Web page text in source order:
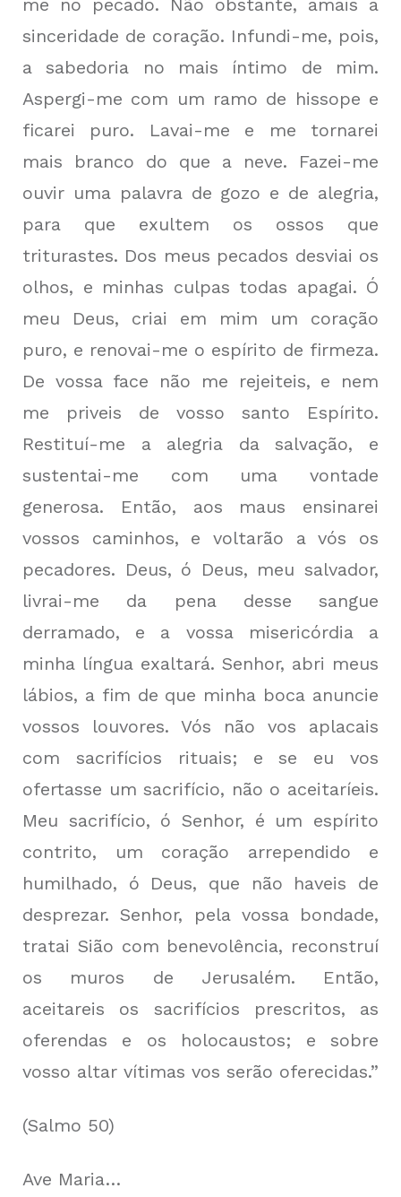
me no pecado. Não obstante, amais a
sinceridade de coração. Infundi-me, pois,
a sabedoria no mais íntimo de mim.
Aspergi-me com um ramo de hissope e
ficarei puro. Lavai-me e me tornarei
mais branco do que a neve. Fazei-me
ouvir uma palavra de gozo e de alegria,
para que exultem os ossos que
triturastes. Dos meus pecados desviai os
olhos, e minhas culpas todas apagai. Ó
meu Deus, criai em mim um coração
puro, e renovai-me o espírito de firmeza.
De vossa face não me rejeiteis, e nem
me priveis de vosso santo Espírito.
Restituí-me a alegria da salvação, e
sustentai-me com uma vontade
generosa. Então, aos maus ensinarei
vossos caminhos, e voltarão a vós os
pecadores. Deus, ó Deus, meu salvador,
livrai-me da pena desse sangue
derramado, e a vossa misericórdia a
minha língua exaltará. Senhor, abri meus
lábios, a fim de que minha boca anuncie
vossos louvores. Vós não vos aplacais
com sacrifícios rituais; e se eu vos
ofertasse um sacrifício, não o aceitaríeis.
Meu sacrifício, ó Senhor, é um espírito
contrito, um coração arrependido e
humilhado, ó Deus, que não haveis de
desprezar. Senhor, pela vossa bondade,
tratai Sião com benevolência, reconstruí
os muros de Jerusalém. Então,
aceitareis os sacrifícios prescritos, as
oferendas e os holocaustos; e sobre
vosso altar vítimas vos serão oferecidas.”
(Salmo 50)
Ave Maria…